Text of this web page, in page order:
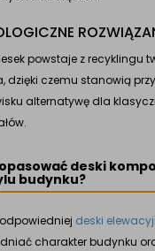
powstaje z recyklingu
dzięki czemu stanowią
alternatywę dla
deski
budynku?
deski
charakter budynku